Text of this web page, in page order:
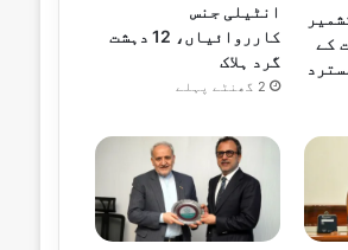
کے
انٹیلی جنس
کارروائیاں، 12 دہشت
گرد ہلاک
2 گھنٹے پہلے